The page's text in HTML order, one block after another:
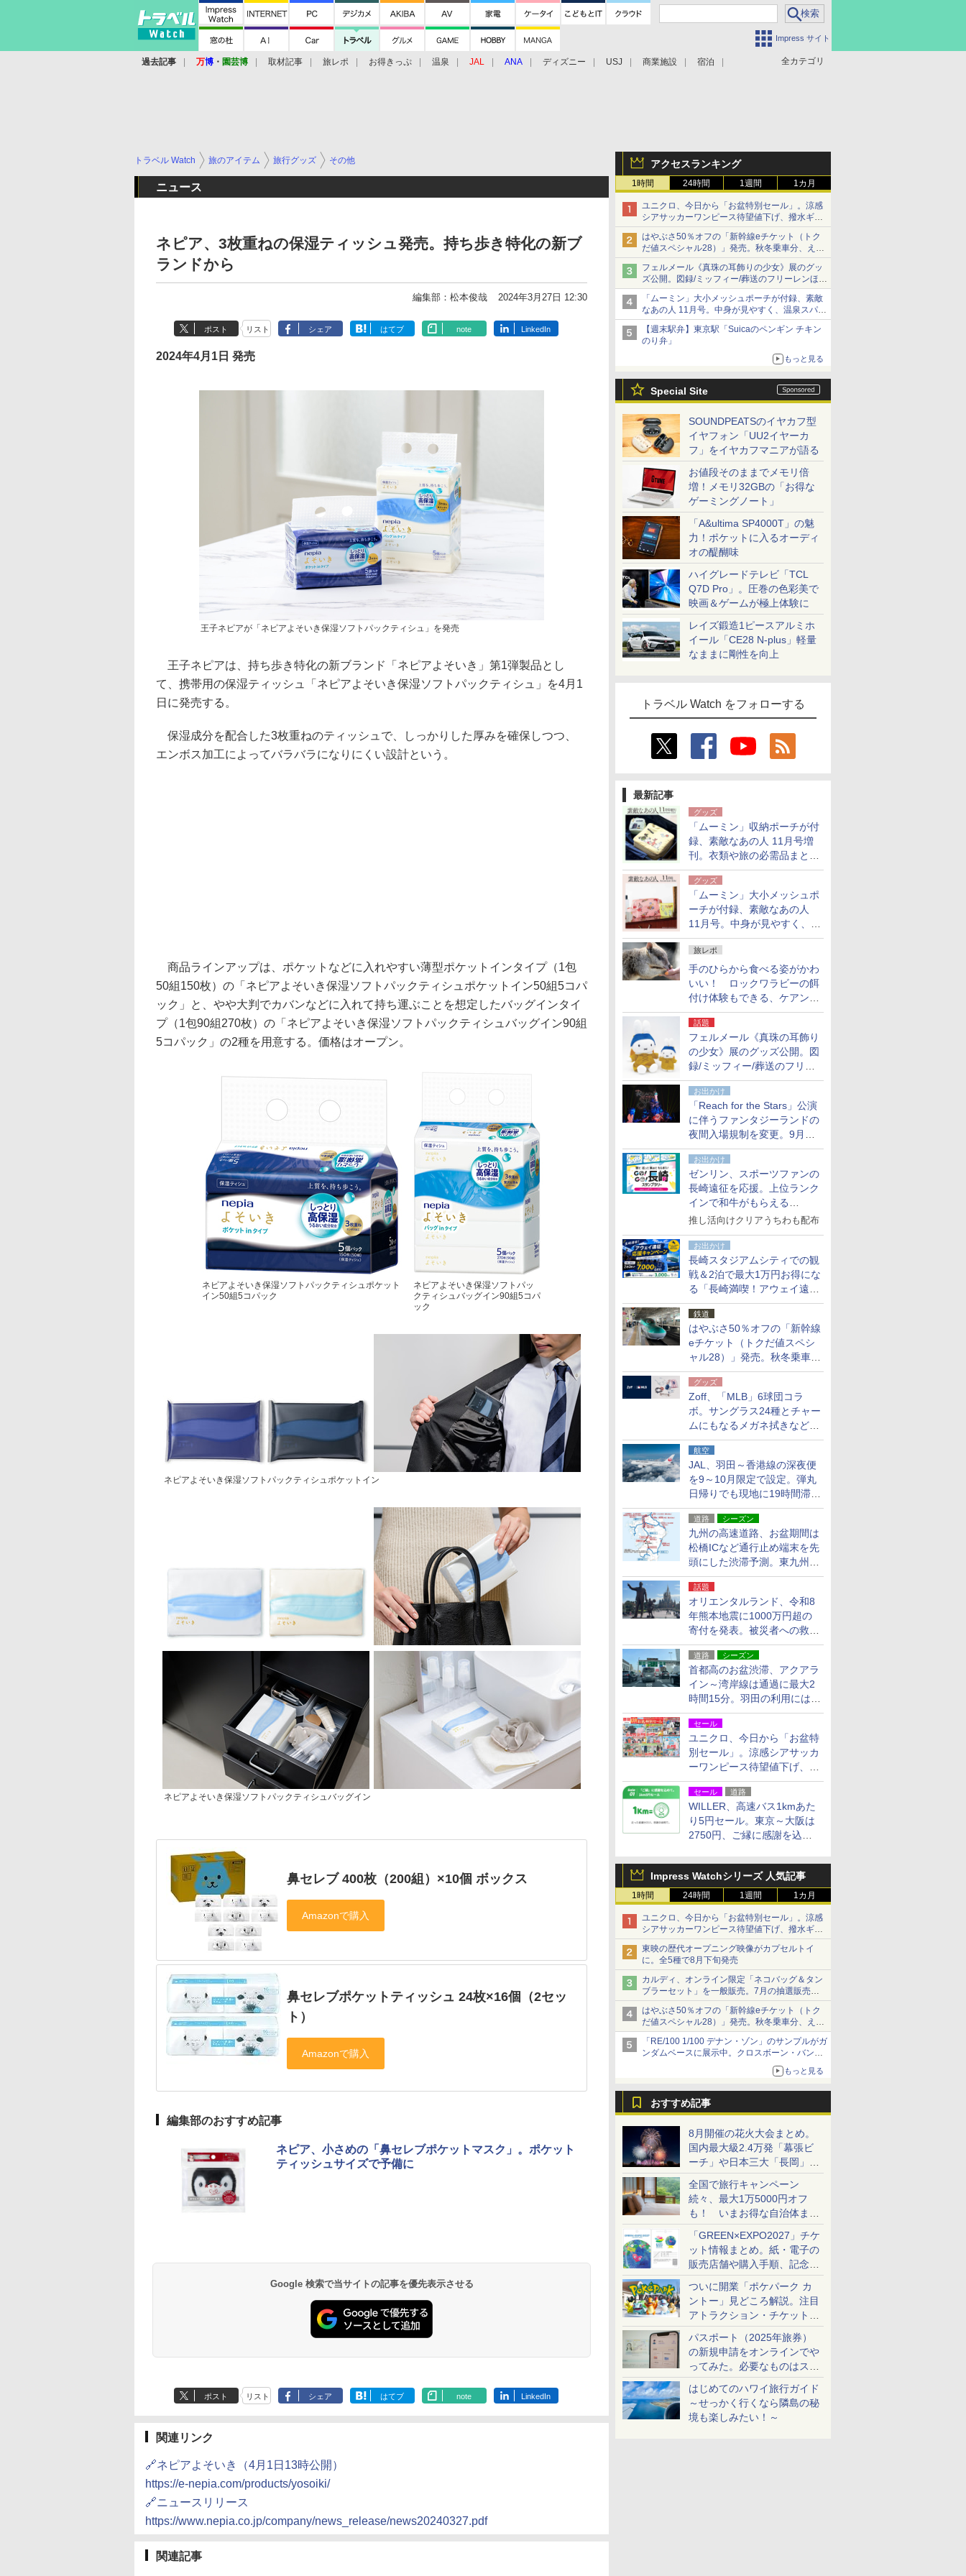
Impress サイト
全カテゴリ
過去記事 万博 ・ 園芸博 取材記事 旅レポ お得きっぷ 温泉 JAL ANA ディズニー USJ 商業施設 宿泊
アクセスランキング
1時間 24時間 1週間 1カ月
ユニクロ、今日から「お盆特別セール」。涼感
シアサッカーワンピース待望値下げ、撥水ギア
ショーツは1990円に
はやぶさ50％オフの「新幹線eチケット（トク
だ値スペシャル28）」発売。秋冬乗車分、えき
ねっと限定
フェルメール《真珠の耳飾りの少女》展のグッ
ズ公開。図録/ミッフィー/葬送のフリーレンほ
か、注目ブランドコラボが実現
「ムーミン」大小メッシュポーチが付録、素敵
なあの人 11月号。中身が見やすく、温泉スパに
も使える
【週末駅弁】東京駅「Suicaのペンギン チキン
のり弁」
もっと見る
Special Site
SOUNDPEATSのイヤカフ型
イヤフォン「UU2イヤーカ
フ」をイヤカフマニアが語る
お値段そのままでメモリ倍
増！メモリ32GBの「お得な
ゲーミングノート」
「A&ultima SP4000T」の魅
力！ポケットに入るオーディ
オの醍醐味
ハイグレードテレビ「TCL
Q7D Pro」。圧巻の色彩美で
映画＆ゲームが極上体験に
レイズ鍛造1ピースアルミホ
イール「CE28 N-plus」軽量
なままに剛性を向上
トラベル Watch をフォローする
最新記事
グッズ
「ムーミン」収納ポーチが付
録、素敵なあの人 11月号増
刊。衣類や旅の必需品まとま
る大小2個セット
グッズ
「ムーミン」大小メッシュポ
ーチが付録、素敵なあの人
11月号。中身が見やすく、温
泉スパにも使える
旅レポ
手のひらから食べる姿がかわ
いい！ ロックワラビーの餌
付け体験もできる、ケアンズ
でアサートン高原の日本語ガ
イド付きツアーに参加してみ
た
話題
フェルメール《真珠の耳飾り
の少女》展のグッズ公開。図
録/ミッフィー/葬送のフリー
レンほか、注目ブランドコラ
ボが実現
お出かけ
「Reach for the Stars」公演
に伴うファンタジーランドの
夜間入場規制を変更。9月か
ら18時50分～20時ごろに
お出かけ
ゼンリン、スポーツファンの
長崎遠征を応援。上位ランク
インで和牛がもらえる
「GO！GO！長崎スタンプラ
推し活向けクリアうちわも配布
お出かけ
長崎スタジアムシティでの観
戦＆2泊で最大1万円お得にな
る「長崎満喫！アウェイ遠征
応援キャンペーン」
鉄道
はやぶさ50％オフの「新幹線
eチケット（トクだ値スペシ
ャル28）」発売。秋冬乗車
分、えきねっと限定
グッズ
Zoff、「MLB」6球団コラ
ボ。サングラス24種とチャー
ムにもなるメガネ拭きなど雑
貨24種
航空
JAL、羽田～香港線の深夜便
を9～10月限定で設定。弾丸
日帰りでも現地に19時間滞在
できる
道路 シーズン
九州の高速道路、お盆期間は
松橋ICなど通行止め端末を先
頭にした渋滞予測。東九州道
への迂回は料金調整を実施
話題
オリエンタルランド、令和8
年熊本地震に1000万円超の
寄付を発表。被災者への救援
活動・復旧支援
道路 シーズン
首都高のお盆渋滞、アクアラ
イン～湾岸線は通過に最大2
時間15分。羽田の利用には
「空港西出口」の利用検討を
セール
ユニクロ、今日から「お盆特
別セール」。涼感シアサッカ
ーワンピース待望値下げ、撥
水ギアショーツは1990円に
セール 道路
WILLER、高速バス1kmあた
り5円セール。東京～大阪は
2750円、ご縁に感謝を込め
Impress Watchシリーズ 人気記事
1時間 24時間 1週間 1カ月
ユニクロ、今日から「お盆特別セール」。涼感
シアサッカーワンピース待望値下げ、撥水ギア
ショーツは1990円に
東映の歴代オープニング映像がカプセルトイ
に。全5種で8月下旬発売
カルディ、オンライン限定「ネコバッグ＆タン
ブラーセット」を一般販売。7月の抽選販売の
当選無効分
はやぶさ50％オフの「新幹線eチケット（トク
だ値スペシャル28）」発売。秋冬乗車分、えき
ねっと限定
「RE/100 1/100 デナン・ゾン」のサンプルがガ
ンダムベースに展示中。クロスボーン・バンガ
ードの制式量産機が間もなく発送【ガンダムベ
もっと見る
おすすめ記事
8月開催の花火大会まとめ。
国内最大級2.4万発「幕張ビ
ーチ」や日本三大「長岡」な
ど大型イベント目白押し！
全国で旅行キャンペーン
続々、最大1万5000円オフ
も！ いまお得な自治体まと
め
「GREEN×EXPO2027」チケ
ット情報まとめ。紙・電子の
販売店舗や購入手順、記念チ
ケットも解説
ついに開業「ポケパーク カ
ントー」見どころ解説。注目
アトラクション・チケット手
配・来場前に必要な準備は？
パスポート（2025年旅券）
の新規申請をオンラインでや
ってみた。必要なものはスマ
ホとマイナカードのみ
はじめてのハワイ旅行ガイド
～せっかく行くなら隣島の秘
境も楽しみたい！～
トラベル Watch 旅のアイテム 旅行グッズ その他
ニュース
ネピア、3枚重ねの保湿ティッシュ発売。持ち歩き特化の新ブ
ランドから
編集部：松本俊哉 2024年3月27日 12:30
ポスト リスト シェア はてブ note LinkedIn
2024年4月1日 発売
王子ネピアが「ネピアよそいき保湿ソフトパックティシュ」を発売
王子ネピアは、持ち歩き特化の新ブランド「ネピアよそいき」第1弾製品とし
て、携帯用の保湿ティッシュ「ネピアよそいき保湿ソフトパックティシュ」を4月1
日に発売する。
保湿成分を配合した3枚重ねのティッシュで、しっかりした厚みを確保しつつ、
エンボス加工によってバラバラになりにくい設計という。
商品ラインアップは、ポケットなどに入れやすい薄型ポケットインタイプ（1包
50組150枚）の「ネピアよそいき保湿ソフトパックティシュポケットイン50組5コパ
ック」と、やや大判でカバンなどに入れて持ち運ぶことを想定したバッグインタイ
プ（1包90組270枚）の「ネピアよそいき保湿ソフトパックティシュバッグイン90組
5コパック」の2種を用意する。価格はオープン。
ネピアよそいき保湿ソフトパックティシュポケット
イン50組5コパック
ネピアよそいき保湿ソフトパッ
クティシュバッグイン90組5コパ
ック
ネピアよそいき保湿ソフトパックティシュポケットイン
ネピアよそいき保湿ソフトパックティシュバッグイン
鼻セレブ 400枚（200組）×10個 ボックス
鼻セレブポケットティッシュ 24枚×16個（2セッ
ト）
編集部のおすすめ記事
ネピア、小さめの「鼻セレブポケットマスク」。ポケット
ティッシュサイズで予備に
Google 検索で当サイトの記事を優先表示させる
ポスト リスト シェア はてブ note LinkedIn
関連リンク
🔗ネピアよそいき（4月1日13時公開）
https://e-nepia.com/products/yosoiki/
🔗ニュースリリース
https://www.nepia.co.jp/company/news_release/news20240327.pdf
関連記事